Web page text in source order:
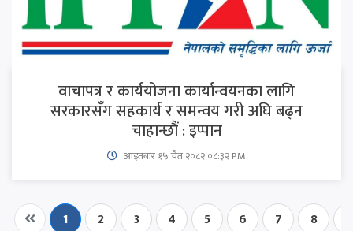
वाचापत्र र कार्ययोजना कार्यान्वयनका लागि
सरकारसँग सहकार्य र समन्वय गरी अघि बढ्न
चाहान्छौं : इप्पान
आइतबार​ १५ चैत २०८२ ०८:३२ PM
1 2 3 4 5 6 7 8